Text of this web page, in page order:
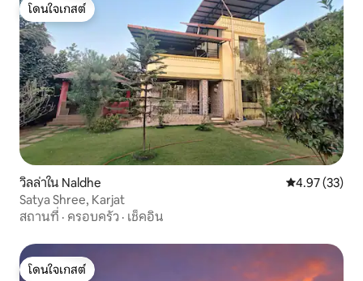
โดนใจเกสต์
โดนใจเกสต์
วิลล่าใน Naldhe คะแนนเฉลี่ย
4.97 (33)
Satya Shree, Karjat
สถานที่ · ครอบครัว · เช็คอิน
โดนใจเกสต์